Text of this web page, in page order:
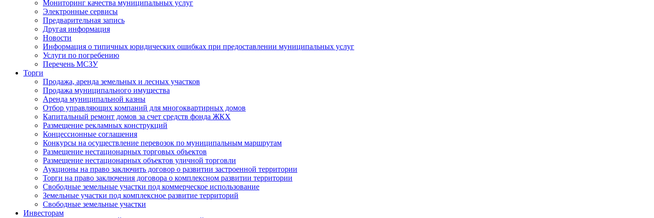
Мониторинг качества муниципальных услуг
Электронные сервисы
Предварительная запись
Другая информация
Новости
Информация о типичных юридических ошибках при предоставлении муниципальных услуг
Услуги по погребению
Перечень МСЗУ
Торги
Продажа, аренда земельных и лесных участков
Продажа муниципального имущества
Аренда муниципальной казны
Отбор управляющих компаний для многоквартирных домов
Капитальный ремонт домов за счет средств фонда ЖКХ
Размещение рекламных конструкций
Концессионные соглашения
Конкурсы на осуществление перевозок по муниципальным маршрутам
Размещение нестационарных торговых объектов
Размещение нестационарных объектов уличной торговли
Аукционы на право заключить договор о развитии застроенной территории
Торги на право заключения договора о комплексном развитии территории
Свободные земельные участки под коммерческое использование
Земельные участки под комплексное развитие территорий
Свободные земельные участки
Инвесторам